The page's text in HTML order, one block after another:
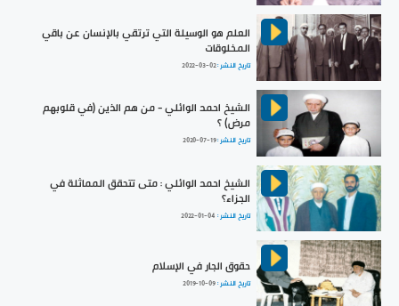
العلم هو الوسيلة التي ترتقي بالإنسان عن باقي
المخلوقات
تاريخ النشر :2022-03-02
الشيخ احمد الوائلي - من هم الذين (في قلوبهم
مرض) ؟
تاريخ النشر :2020-07-19
الشيخ احمد الوائلي : متى تتحقق المماثلة في
الجزاء؟
تاريخ النشر : 2022-01-04
حقوق الجار في الإسلام
تاريخ النشر :2019-10-09